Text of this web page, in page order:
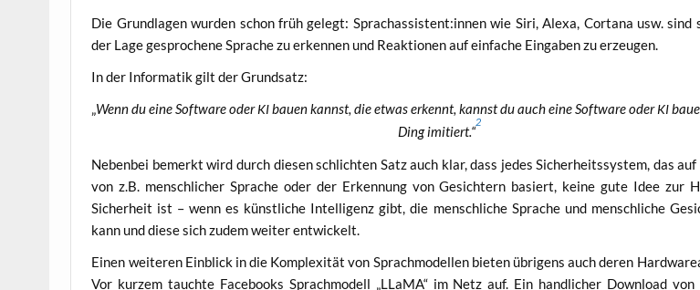
Die Grund­la­gen wur­den schon früh gelegt: Sprachassistent:innen wie Siri, Ale­xa, Cort­a­na usw. sind
der Lage gespro­che­ne Spra­che zu erken­nen und Reak­tio­nen auf ein­fa­che Ein­ga­ben zu erzeugen.
In der Infor­ma­tik gilt der Grundsatz:
„Wenn du eine Soft­ware oderKIbau­en kannst, die etwas erkennt, kannst du auch eine Soft­ware oderKI
Ding imi­tiert.“
2
Neben­bei bemerkt wird durch die­sen schlich­ten Satz auch klar, dass jedes Sicher­heits­sys­tem, das
von z.B. mensch­li­cher Spra­che oder der Erken­nung von Gesich­tern basiert, kei­ne gute Idee zur
Sicher­heit ist – wenn es künst­li­che Intel­li­genz gibt, die mensch­li­che Spra­che und mensch­li­che
kann und die­se sich zudem wei­ter entwickelt.
Einen wei­te­ren Ein­blick in die Kom­ple­xi­tät von Sprach­mo­del­len bie­ten übri­gens auch deren
Vor kur­zem tauch­te Face­books Sprach­mo­dell „LLaMA“ im Netz auf. Ein hand­li­cher Down­load von